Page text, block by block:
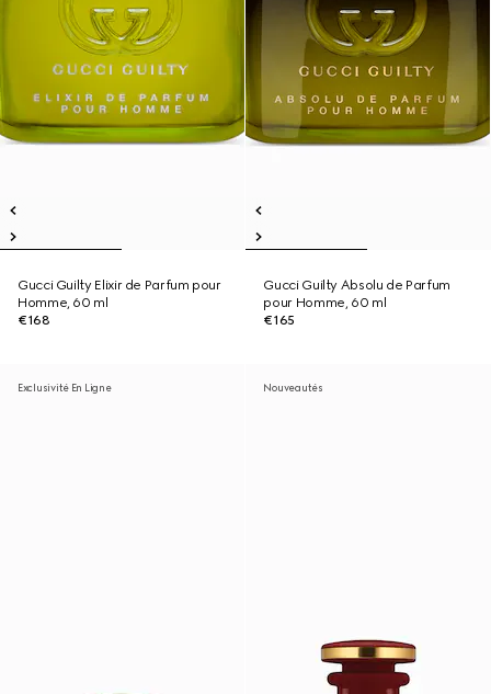
Gucci Guilty Elixir de Parfum pour
Homme, 60 ml
€168
Gucci Guilty Absolu de Parfum
pour Homme, 60 ml
€165
Exclusivité En Ligne Nouveautés